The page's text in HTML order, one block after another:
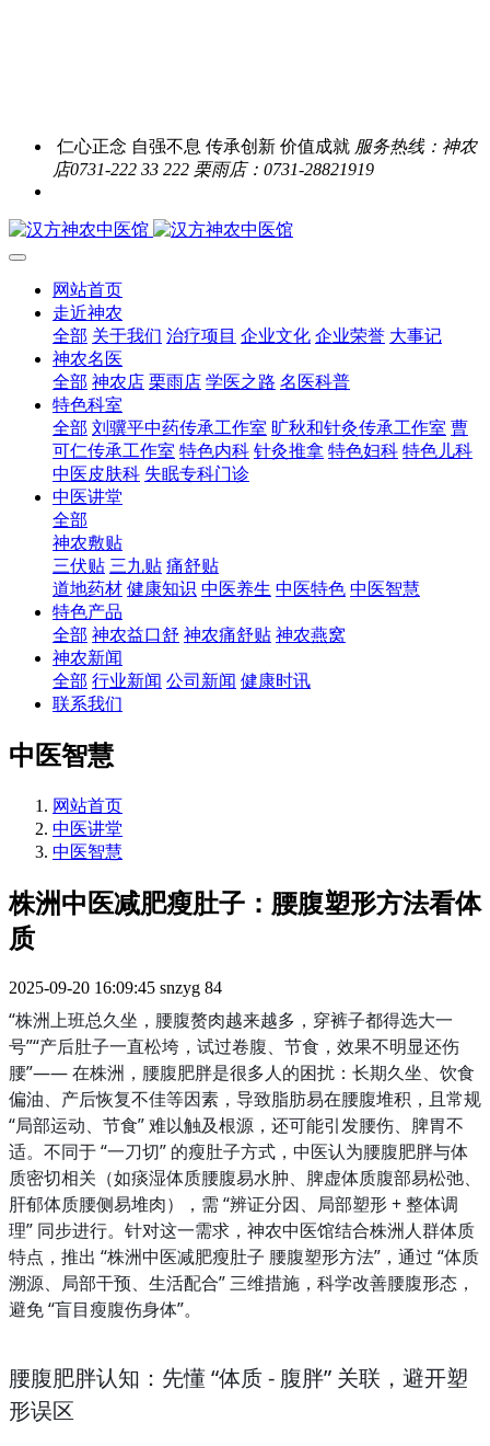
仁心正念 自强不息 传承创新 价值成就 服务热线：神农
店0731-222 33 222 栗雨店：0731-28821919
网站首页
走近神农
全部 关于我们 治疗项目 企业文化 企业荣誉 大事记
神农名医
全部 神农店 栗雨店 学医之路 名医科普
特色科室
全部 刘骥平中药传承工作室 旷秋和针灸传承工作室 曹
可仁传承工作室 特色内科 针灸推拿 特色妇科 特色儿科
中医皮肤科 失眠专科门诊
中医讲堂
全部
神农敷贴
三伏贴 三九贴 痛舒贴
道地药材 健康知识 中医养生 中医特色 中医智慧
特色产品
全部 神农益口舒 神农痛舒贴 神农燕窝
神农新闻
全部 行业新闻 公司新闻 健康时讯
联系我们
中医智慧
网站首页
中医讲堂
中医智慧
株洲中医减肥瘦肚子：腰腹塑形方法看体
质
2025-09-20 16:09:45 snzyg 84
“株洲上班总久坐，腰腹赘肉越来越多，穿裤子都得选大一
号”“产后肚子一直松垮，试过卷腹、节食，效果不明显还伤
腰”—— 在株洲，腰腹肥胖是很多人的困扰：长期久坐、饮食
偏油、产后恢复不佳等因素，导致脂肪易在腰腹堆积，且常规
“局部运动、节食” 难以触及根源，还可能引发腰伤、脾胃不
适。不同于 “一刀切” 的瘦肚子方式，中医认为腰腹肥胖与体
质密切相关（如痰湿体质腰腹易水肿、脾虚体质腹部易松弛、
肝郁体质腰侧易堆肉），需 “辨证分因、局部塑形 + 整体调
理” 同步进行。针对这一需求，神农中医馆结合株洲人群体质
特点，推出 “株洲中医减肥瘦肚子 腰腹塑形方法”，通过 “体质
溯源、局部干预、生活配合” 三维措施，科学改善腰腹形态，
避免 “盲目瘦腹伤身体”。
腰腹肥胖认知：先懂 “体质 - 腹胖” 关联，避开塑
形误区